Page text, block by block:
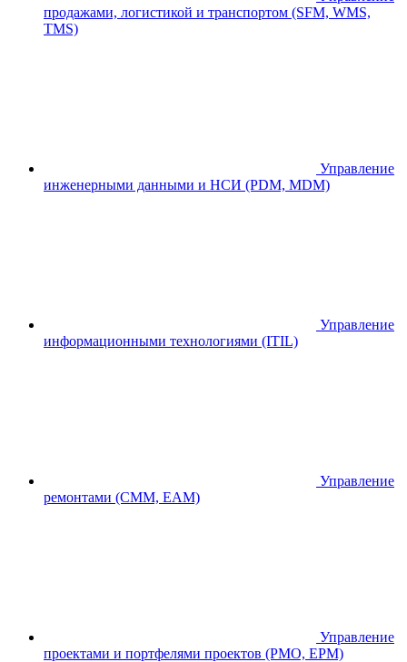
продажами, логистикой и транспортом (SFM, WMS,
TMS)
Управление
инженерными данными и НСИ (PDM, MDM)
Управление
информационными технологиями (ITIL)
Управление
ремонтами (CMM, EAM)
Управление
проектами и портфелями проектов (PMO, EPM)